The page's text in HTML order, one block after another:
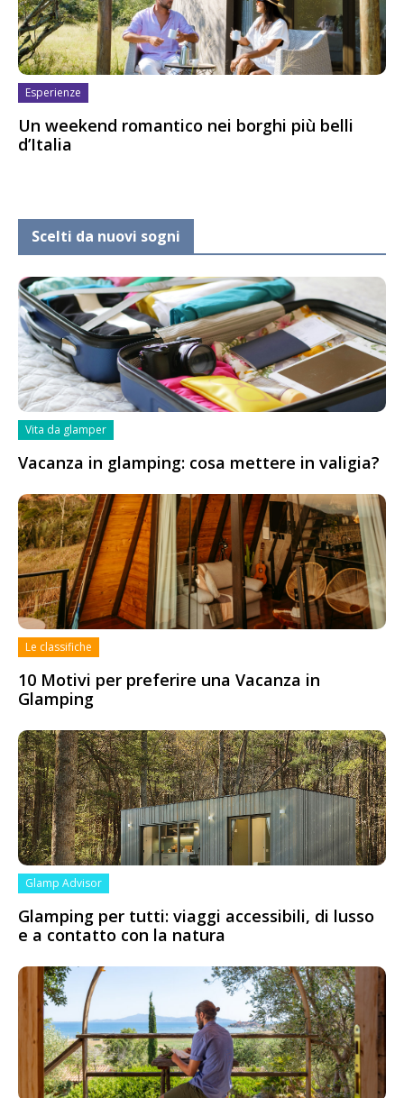
Esperienze
Un weekend romantico nei borghi più belli
d’Italia
Scelti da nuovi sogni
Vita da glamper
Vacanza in glamping: cosa mettere in valigia?
Le classifiche
10 Motivi per preferire una Vacanza in
Glamping
Glamp Advisor
Glamping per tutti: viaggi accessibili, di lusso
e a contatto con la natura